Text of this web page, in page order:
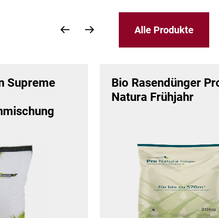
Alle Produkte
Supreme
Bio Rasendünger
Natura Frühjahr